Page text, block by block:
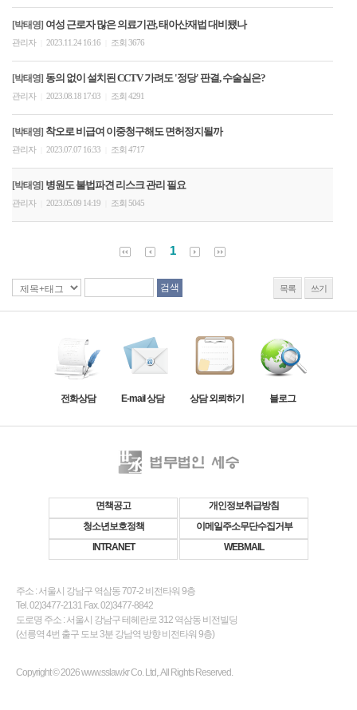
[박태영] 여성 근로자 많은 의료기관, 태아산재법 대비됐나
관리자 2023.11.24 16:16 조회 3676
[박태영] 동의 없이 설치된 CCTV 가려도 '정당' 판결, 수술실은?
관리자 2023.08.18 17:03 조회 4291
[박태영] 착오로 비급여 이중청구해도 면허정지될까
관리자 2023.07.07 16:33 조회 4717
[박태영] 병원도 불법파견 리스크 관리 필요
관리자 2023.05.09 14:19 조회 5045
1
목록 쓰기
전화상담 E-mail 상담 상담 외뢰하기 블로그
면책공고
개인정보취급방침
청소년보호정책
이메일주소무단수집거부
INTRANET
WEBMAIL
주소 : 서울시 강남구 역삼동 707-2 비전타워 9층
Tel. 02)3477-2131 Fax. 02)3477-8842
도로명 주소 : 서울시 강남구 테헤란로 312 역삼동 비전빌딩
(선릉역 4번 출구 도보 3분 강남역 방향 비전타워 9층)
Copyright © 2026 www.sslaw.kr Co. Ltd,. All Rights Reserved.